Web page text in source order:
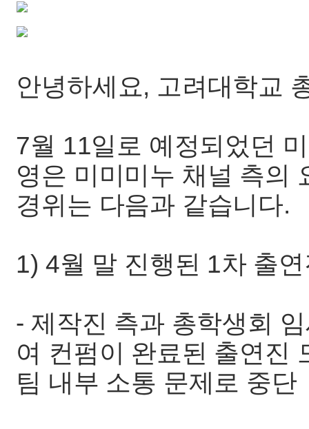
안녕하세요, 고려대학교
7월 11일로 예정되었던
영은 미미미누 채널 측의
경위는 다음과 같습니다.
1) 4월 말 진행된 1차 출
- 제작진 측과 총학생회
여 컨펌이 완료된 출연진
팀 내부 소통 문제로 중단